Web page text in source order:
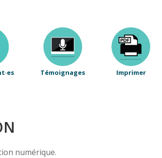
Témoignages Imprimer
numérique.